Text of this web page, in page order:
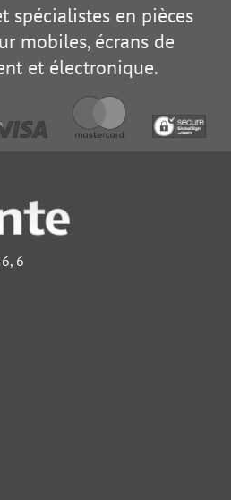
spécialistes en pièces
mobiles, écrans de
et électronique.
6